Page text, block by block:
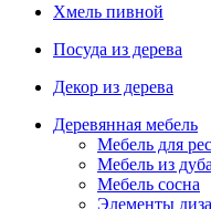
Хмель пивной
Посуда из дерева
Декор из дерева
Деревянная мебель
Мебель для
Мебель из дуба
Мебель сосна
Элементы